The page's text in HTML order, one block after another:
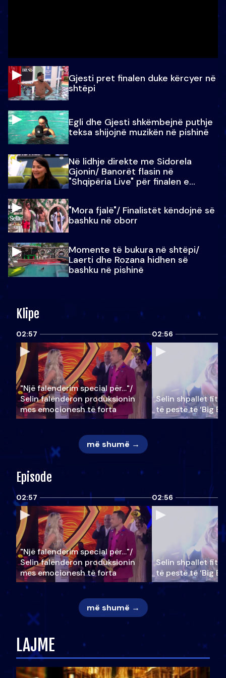
Gjesti pret finalen duke kërcyer në
shtëpi
Egli dhe Gjesti shkëmbejnë puthje
teksa shijojnë muzikën në pishinë
Në lidhje direkte me Sidorela
Gjonin/ Banorët flasin në
"Shqipëria Live" për finalen e
"Mora fjalë"/ Finalistët këndojnë së
bashku në oborr
Momente të bukura në shtëpi/
Laerti dhe Rozana hidhen së
bashku në pishinë
Klipe
02:57
"Një falenderim special për…"/
Selin falënderon produksionin
mes emocionesh të forta
02:56
Selin shpallet
të pestë të ‘Big
më shumë →
Episode
02:57
"Një falenderim special për…"/
Selin falënderon produksionin
mes emocionesh të forta
02:56
Selin shpallet
të pestë të ‘Big
më shumë →
LAJME